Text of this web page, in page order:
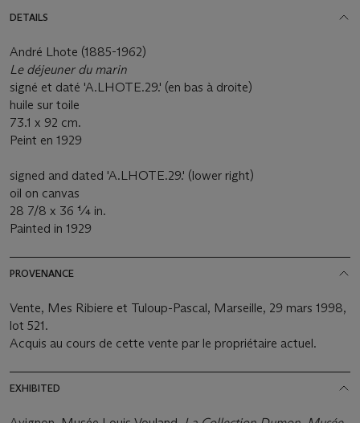
DETAILS
André Lhote (1885-1962)
Le déjeuner du marin
signé et daté 'A.LHOTE.29.' (en bas à droite)
huile sur toile
73.1 x 92 cm.
Peint en 1929
signed and dated 'A.LHOTE.29.' (lower right)
oil on canvas
28 7/8 x 36 ¼ in.
Painted in 1929
PROVENANCE
Vente, Mes Ribiere et Tuloup-Pascal, Marseille, 29 mars 1998,
lot 521.
Acquis au cours de cette vente par le propriétaire actuel.
EXHIBITED